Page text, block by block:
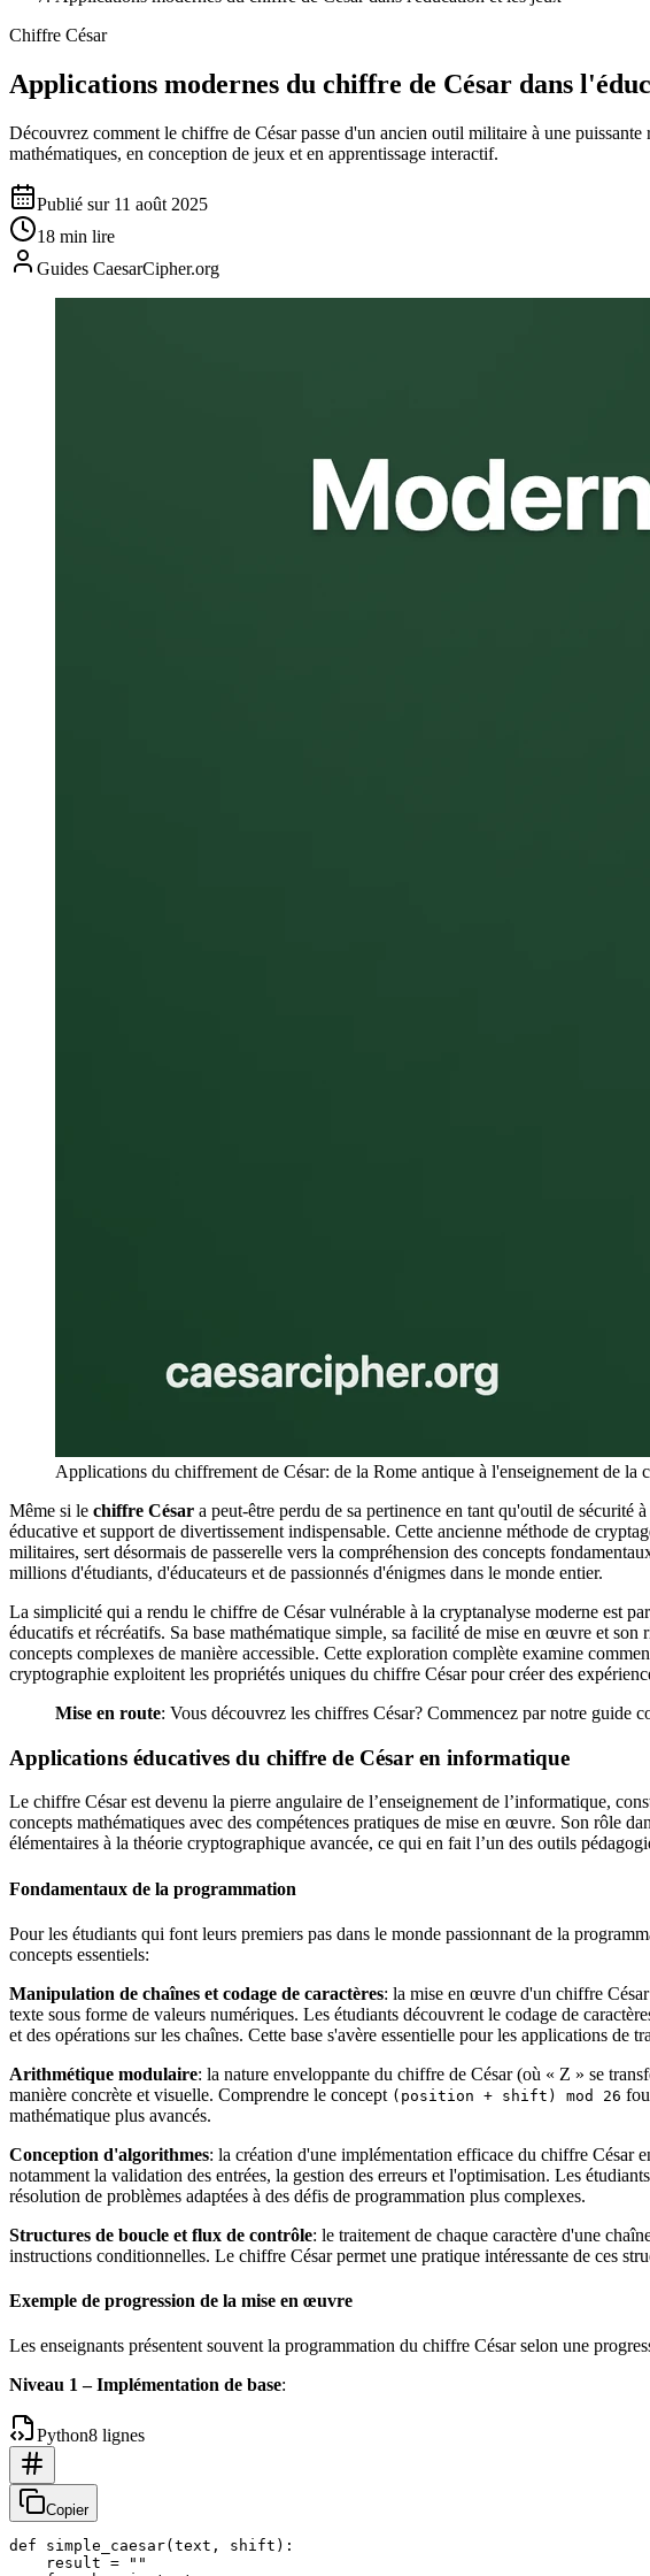
Chiffre César
Applications modernes du chiffre de César dans
Découvrez comment le chiffre de César passe d'un ancien outil militaire à une
mathématiques, en conception de jeux et en apprentissage interactif.
Publié sur 11 août 2025
18 min lire
Guides CaesarCipher.org
Applications du chiffrement de César: de la Rome antique à l'enseignement de la
Même si le chiffre César a peut-être perdu de sa pertinence en tant qu'outil de
éducative et support de divertissement indispensable. Cette ancienne méthode de
militaires, sert désormais de passerelle vers la compréhension des concepts
millions d'étudiants, d'éducateurs et de passionnés d'énigmes dans le monde entier.
La simplicité qui a rendu le chiffre de César vulnérable à la cryptanalyse moderne est
éducatifs et récréatifs. Sa base mathématique simple, sa facilité de mise en œuvre et
concepts complexes de manière accessible. Cette exploration complète examine
cryptographie exploitent les propriétés uniques du chiffre César pour créer des
Mise en route: Vous découvrez les chiffres César? Commencez par notre guide
Applications éducatives du chiffre de César en informatique
Le chiffre César est devenu la pierre angulaire de l’enseignement de l’informatique,
concepts mathématiques avec des compétences pratiques de mise en œuvre. Son rôle
élémentaires à la théorie cryptographique avancée, ce qui en fait l’un des outils
Fondamentaux de la programmation
Pour les étudiants qui font leurs premiers pas dans le monde passionnant de la
concepts essentiels:
Manipulation de chaînes et codage de caractères: la mise en œuvre d'un chiffre
texte sous forme de valeurs numériques. Les étudiants découvrent le codage de
et des opérations sur les chaînes. Cette base s'avère essentielle pour les applications de
Arithmétique modulaire: la nature enveloppante du chiffre de César (où « Z » se
manière concrète et visuelle. Comprendre le concept (position + shift) mod 26
mathématique plus avancés.
Conception d'algorithmes: la création d'une implémentation efficace du chiffre César
notamment la validation des entrées, la gestion des erreurs et l'optimisation. Les
résolution de problèmes adaptées à des défis de programmation plus complexes.
Structures de boucle et flux de contrôle: le traitement de chaque caractère d'une
instructions conditionnelles. Le chiffre César permet une pratique intéressante de ces
Exemple de progression de la mise en œuvre
Les enseignants présentent souvent la programmation du chiffre César selon une
Niveau 1 – Implémentation de base:
Python8 lignes
Copier
def simple_caesar(text, shift):
    result = ""